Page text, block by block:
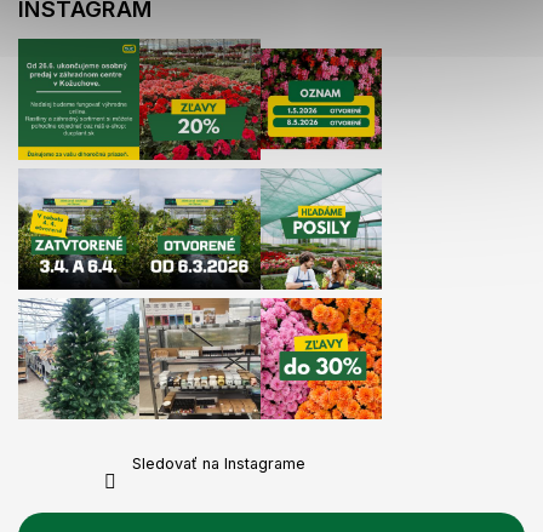
INSTAGRAM
Sledovať na Instagrame